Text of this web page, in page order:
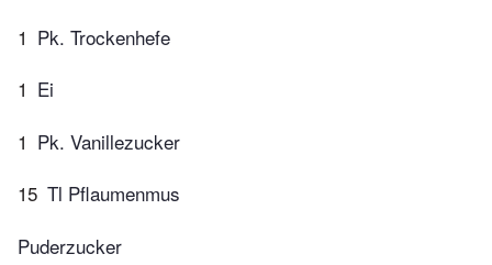
1 Pk. Trockenhefe
1 Ei
1 Pk. Vanillezucker
15 Tl Pflaumenmus
Puderzucker